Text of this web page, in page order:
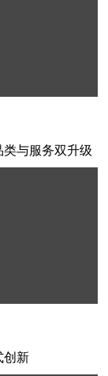
与服务双升级
创新